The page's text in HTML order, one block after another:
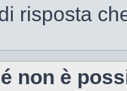
risposta
non è